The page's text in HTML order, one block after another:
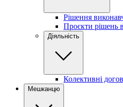
Рішення
Проєкти рішень
Діяльність
Колективні
Мешканцю